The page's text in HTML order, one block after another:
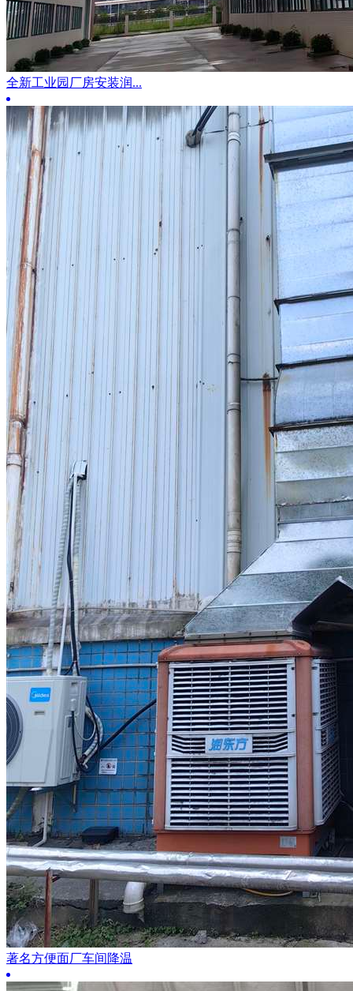
全新工业园厂房安装润...
著名方便面厂车间降温